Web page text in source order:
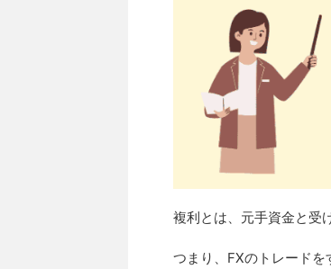
複利とは、元手資金と受
つまり、FXのトレードを